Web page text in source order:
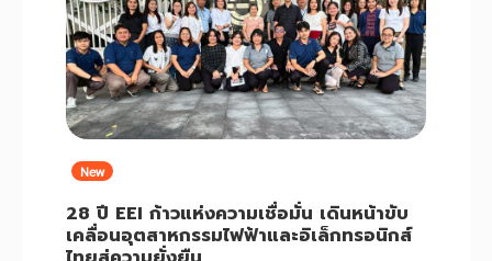
New
28 ปี EEI ก้าวแห่งความเชื่อมั่น เดินหน้าขับ
เคลื่อนอุตสาหกรรมไฟฟ้าและอิเล็กทรอนิกส์